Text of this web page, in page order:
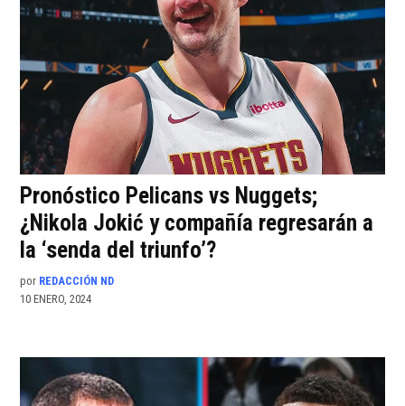
Pronóstico Pelicans vs Nuggets;
¿Nikola Jokić y compañía regresarán a
la ‘senda del triunfo’?
por REDACCIÓN ND
10 ENERO, 2024